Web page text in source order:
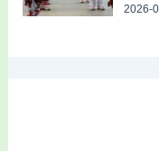
2026-